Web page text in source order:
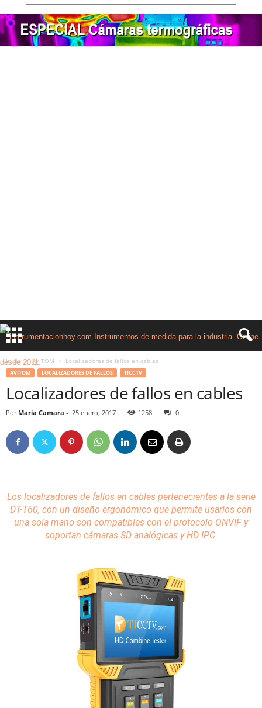
Inicio AVITOM Localizadores de fallos en cables
AVITOM LOCALIZADORES DE FALLOS TICCTV
Localizadores de fallos en cables
Por Maria Camara - 25 enero, 2017 1258 0
Los localizadores de fallosen cablespertenecientes a la serie
DT-T60, con un diseño ergonómico que permite usarlos con
una sola mano son compatibles con el protocolo ONVIF y
soportan cámarasSD analógicas y HD IPC.